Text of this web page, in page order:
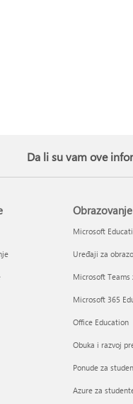
Da li su vam ove
Obrazovanje
Microsoft
Uređaji za
Microsoft Teams
Microsoft 365
Office Education
Obuka i razvoj
Ponude za
Azure za